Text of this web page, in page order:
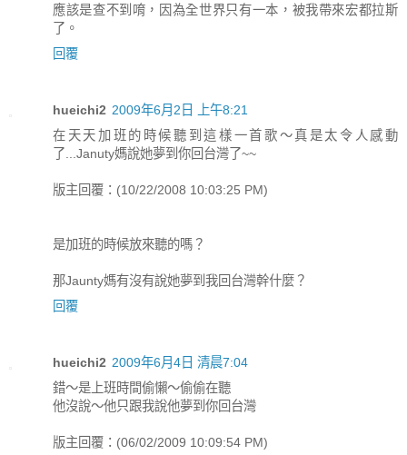
應該是查不到唷，因為全世界只有一本，被我帶來宏都拉斯
了。
回覆
hueichi2 2009年6月2日 上午8:21
在天天加班的時候聽到這樣一首歌～真是太令人感動
了...Januty媽說她夢到你回台灣了~~
版主回覆：(10/22/2008 10:03:25 PM)
是加班的時候放來聽的嗎？
那Jaunty媽有沒有說她夢到我回台灣幹什麼？
回覆
hueichi2 2009年6月4日 清晨7:04
錯～是上班時間偷懶～偷偷在聽
他沒說～他只跟我說他夢到你回台灣
版主回覆：(06/02/2009 10:09:54 PM)